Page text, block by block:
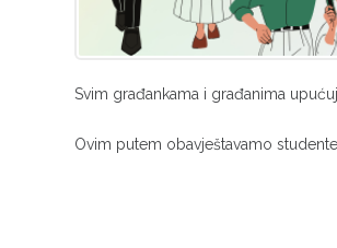
Svim građankama i građanima
Ovim putem obavještavamo